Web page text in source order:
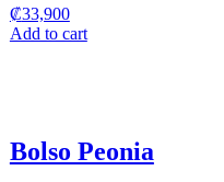
₡33,900
Add to cart
Bolso Peonia